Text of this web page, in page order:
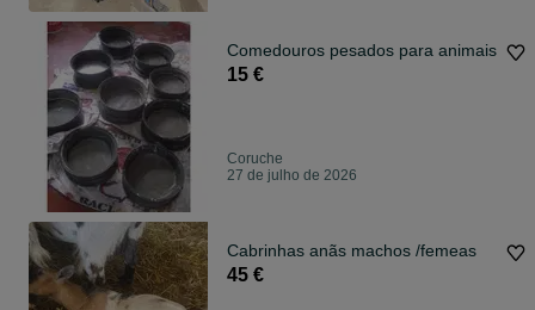
Comedouros pesados para animais
15 €
Coruche
27 de julho de 2026
Cabrinhas anãs machos /femeas
45 €